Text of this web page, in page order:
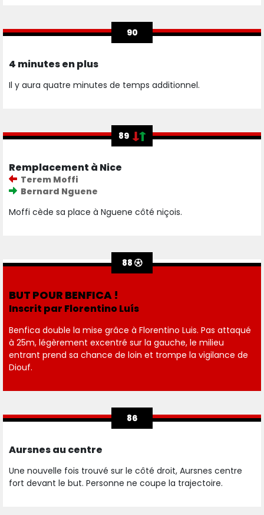
90
4 minutes en plus
Il y aura quatre minutes de temps additionnel.
89
Remplacement à Nice
Terem Moffi
Bernard Nguene
Moffi cède sa place à Nguene côté niçois.
88
BUT POUR BENFICA !
Inscrit par Florentino Luís
Benfica double la mise grâce à Florentino Luis. Pas attaqué
à 25m, légèrement excentré sur la gauche, le milieu
entrant prend sa chance de loin et trompe la vigilance de
Diouf.
86
Aursnes au centre
Une nouvelle fois trouvé sur le côté droit, Aursnes centre
fort devant le but. Personne ne coupe la trajectoire.